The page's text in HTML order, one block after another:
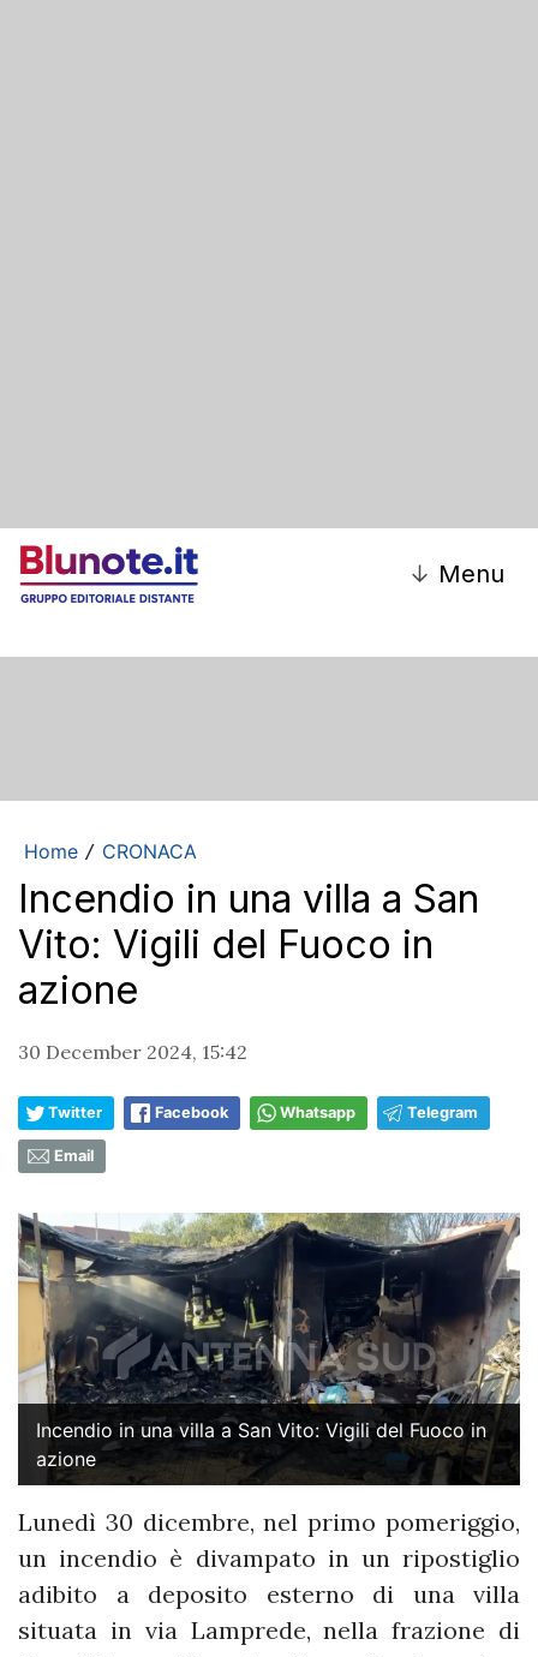
↓ Menu
Home / CRONACA
Incendio in una villa a San
Vito: Vigili del Fuoco in
azione
30 December 2024, 15:42
Twitter Facebook Whatsapp Telegram
Email
Incendio in una villa a San Vito: Vigili del Fuoco in
azione
Lunedì 30 dicembre, nel primo pomeriggio,
un incendio è divampato in un ripostiglio
adibito a deposito esterno di una villa
situata in via Lamprede, nella frazione di